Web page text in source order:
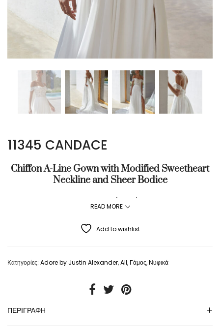
11345 CANDACE
Chiffon A-Line Gown with Modified Sweetheart
Neckline and Sheer Bodice
READ MORE
Add to wishlist
Κατηγορίες: Adore by Justin Alexander,All, Γάμος, Νυφικά
ΠΕΡΙΓΡΑΦΉ